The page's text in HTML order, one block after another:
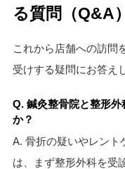
る質問（Q&A）
これから店舗への訪問
受けする疑問にお答え
Q. 鍼灸整骨院と整形
か？
A. 骨折の疑いやレント
は、まず整形外科を受